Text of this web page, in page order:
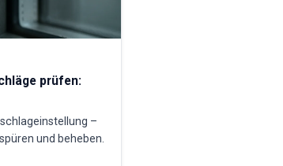
prüfen:
–
und beheben.